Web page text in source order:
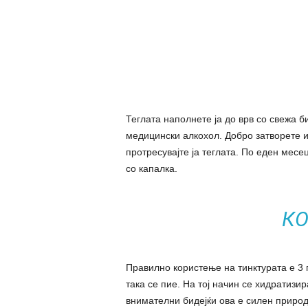
Теглата наполнете ја до врв со свежа
медицински алкохол. Добро затворете
протресувајте ја теглата. По еден
со капалка.
Правилно користење на тинктурата е
така се пие. На тој начин се
внимателни бидејќи ова е силен